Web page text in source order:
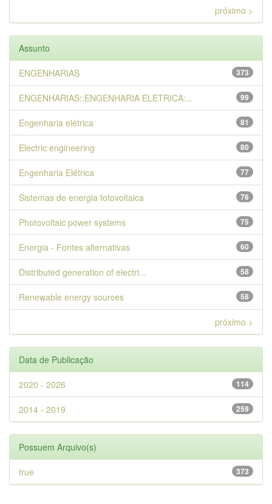
próximo >
Assunto
373
ENGENHARIAS
99
ENGENHARIAS::ENGENHARIA ELETRICA:...
81
Engenharia elétrica
80
Electric engineering
77
Engenharia Elétrica
76
Sistemas de energia fotovoltaica
75
Photovoltaic power systems
60
Energia - Fontes alternativas
58
Distributed generation of electri...
58
Renewable energy sources
próximo >
Data de Publicação
114
2020 - 2026
259
2014 - 2019
Possuem Arquivo(s)
373
true